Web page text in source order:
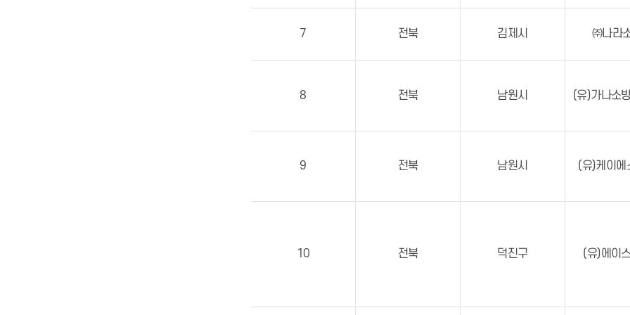
7 전북 김제시 ㈜나라
8 전북 남원시 (유)가나소
9 전북 남원시 (유)케이에
10 전북 덕진구 (유)에이